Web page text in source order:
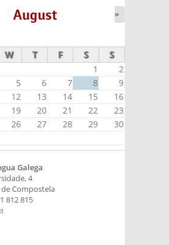
August »
W T F S S
1
2
5 6 7 8
9
12 13 14 15
16
19 20 21 22
23
26 27 28 29
30
Galega
4
de Compostela
812 815
sends e-mail)